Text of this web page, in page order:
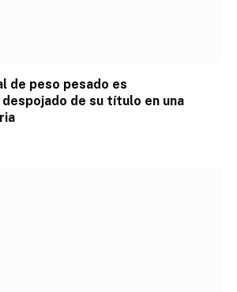
de peso pesado es
de su título en una